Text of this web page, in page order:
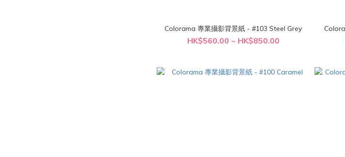
Colorama 專業攝影背景紙 - #103 Steel Grey
HK$560.00 ~ HK$850.00